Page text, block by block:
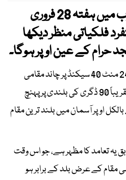
سعودی عرب میں ہفتہ 28 فروری
فلکیاتی منظر دیکھا
حرام کے عین اوپر ہوگا۔
مکہ مکرمہ میں رات 10 بج کر 24 منٹ 40 سیکنڈ پر چاند مقامی
میریڈین لائن عبور کرتے ہوئے تقریباً 90 ڈگری کی بلندی پر پہنچ
اوپر آسمان میں بلند ترین مقام
یہ تعامد کا مظہر ہے، جو اس وقت
مقام کے عرض بلد کے برابر ہو